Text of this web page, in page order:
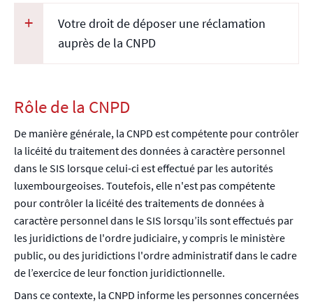
Votre droit de déposer une réclamation
auprès de la CNPD
Rôle de la CNPD
De manière générale, la CNPD est compétente pour contrôler
la licéité du traitement des données à caractère personnel
dans le SIS lorsque celui-ci est effectué par les autorités
luxembourgeoises. Toutefois, elle n'est pas compétente
pour contrôler la licéité des traitements de données à
caractère personnel dans le SIS lorsqu’ils sont effectués par
les juridictions de l'ordre judiciaire, y compris le ministère
public, ou des juridictions l'ordre administratif dans le cadre
de l’exercice de leur fonction juridictionnelle.
Dans ce contexte, la CNPD informe les personnes concernées